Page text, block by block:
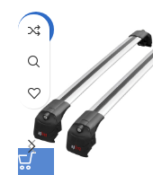
-14%